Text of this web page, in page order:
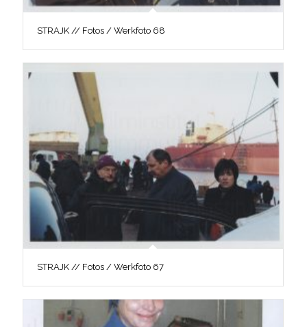
STRAJK // Fotos / Werkfoto 68
STRAJK // Fotos / Werkfoto 67